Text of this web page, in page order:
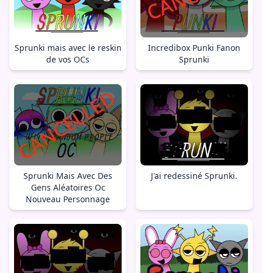
Sprunki mais avec le reskin
de vos OCs
Incredibox Punki Fanon
Sprunki
Sprunki Mais Avec Des
Gens Aléatoires Oc
Nouveau Personnage
J'ai redessiné Sprunki.